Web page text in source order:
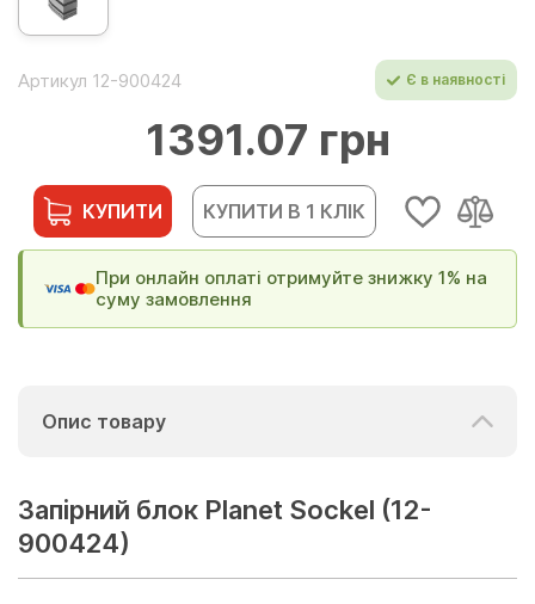
Артикул 12-900424 Є в наявності
1391.07 грн
КУПИТИ КУПИТИ В 1 КЛІК
При онлайн оплаті отримуйте знижку 1% на
суму замовлення
Опис товару
Запірний блок Planet Sockel (12-
900424)